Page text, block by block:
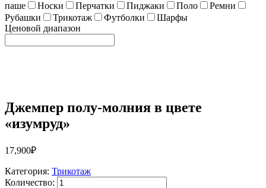
паше
Носки Перчатки Пиджаки Поло
Ремни
Рубашки
Трикотаж Футболки
Шарфы
Ценовой диапазон
Джемпер полу-молния в цвете
«изумруд»
17,900₽
Категория: Трикотаж
Количество: